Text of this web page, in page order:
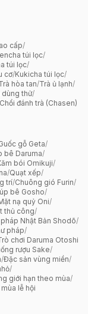
cấp/
túi lọc/
túi lọc/
cơ/Kukicha túi lọc/
hòa tan/Trà ủ lạnh/
dùng thử/
Chổi đánh trà (Chasen)
gỗ Geta/
bê Daruma/
bói Omikuji/
/Quạt xếp/
trí/Chuông gió Furin/
bê Gosho/
nạ quỷ Oni/
thủ công/
Nhật Bản Shodō/
pháp/
chơi Daruma Otoshi
rượu Sake/
/Đặc sản vùng miền/
/
giới hạn theo mùa/
lễ hội